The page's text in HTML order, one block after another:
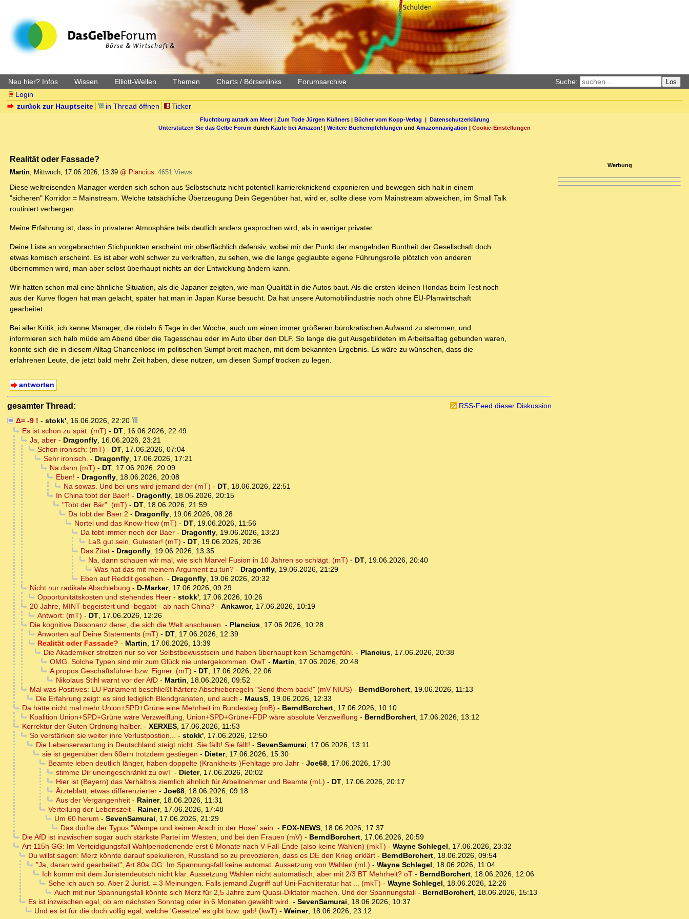
Neu hier? Infos Wissen Elliott-Wellen Themen Charts / Börsenlinks Forumsarchive Suche: Los
Login
zurück zur Hauptseite
in Thread öffnen Ticker
Fluchtburg autark am Meer| Zum Tode Jürgen Küßners| Bücher vom Kopp-Verlag | Datenschutzerklärung
Unterstützen Sie das Gelbe Forum durch Käufe bei Amazon! | Weitere Buchempfehlungen und Amazonnavigation | Cookie-Einstellungen
Realität oder Fassade?
Martin, Mittwoch, 17.06.2026, 13:39 @ Plancius 4651 Views
Diese weltreisenden Manager werden sich schon aus Selbstschutz nicht potentiell karriereknickend exponieren und bewegen sich halt in einem
"sicheren" Korridor = Mainstream. Welche tatsächliche Überzeugung Dein Gegenüber hat, wird er, sollte diese vom Mainstream abweichen, im Small Talk
routiniert verbergen.
Meine Erfahrung ist, dass in privaterer Atmosphäre teils deutlich anders gesprochen wird, als in weniger privater.
Deine Liste an vorgebrachten Stichpunkten erscheint mir oberflächlich defensiv, wobei mir der Punkt der mangelnden Buntheit der Gesellschaft doch
etwas komisch erscheint. Es ist aber wohl schwer zu verkraften, zu sehen, wie die lange geglaubte eigene Führungsrolle plötzlich von anderen
übernommen wird, man aber selbst überhaupt nichts an der Entwicklung ändern kann.
Wir hatten schon mal eine ähnliche Situation, als die Japaner zeigten, wie man Qualität in die Autos baut. Als die ersten kleinen Hondas beim Test noch
aus der Kurve flogen hat man gelacht, später hat man in Japan Kurse besucht. Da hat unsere Automobilindustrie noch ohne EU-Planwirtschaft
gearbeitet.
Bei aller Kritik, ich kenne Manager, die rödeln 6 Tage in der Woche, auch um einen immer größeren bürokratischen Aufwand zu stemmen, und
informieren sich halb müde am Abend über die Tagesschau oder im Auto über den DLF. So lange die gut Ausgebildeten im Arbeitsalltag gebunden waren,
konnte sich die in diesem Alltag Chancenlose im politischen Sumpf breit machen, mit dem bekannten Ergebnis. Es wäre zu wünschen, dass die
erfahrenen Leute, die jetzt bald mehr Zeit haben, diese nutzen, um diesen Sumpf trocken zu legen.
antworten
gesamter Thread:
RSS-Feed dieser Diskussion
Δ= -9 ! - stokk', 16.06.2026, 22:20
Es ist schon zu spät. (mT) - DT, 16.06.2026, 22:49
Ja, aber- Dragonfly, 16.06.2026, 23:21
Schon ironisch: (mT) - DT, 17.06.2026, 07:04
Sehr ironisch. - Dragonfly, 17.06.2026, 17:21
Na dann (mT) - DT, 17.06.2026, 20:09
Eben! - Dragonfly, 18.06.2026, 20:08
Na sowas. Und bei uns wird jemand der (mT) - DT, 18.06.2026, 22:51
In China tobt der Baer! - Dragonfly, 18.06.2026, 20:15
"Tobt der Bär". (mT) - DT, 18.06.2026, 21:59
Da tobt der Baer 2 - Dragonfly, 19.06.2026, 08:28
Nortel und das Know-How (mT) - DT, 19.06.2026, 11:56
Da tobt immer noch der Baer- Dragonfly, 19.06.2026, 13:23
Laß gut sein, Gutester! (mT) - DT, 19.06.2026, 20:36
Das Zitat- Dragonfly, 19.06.2026, 13:35
Na, dann schauen wir mal, wie sich Marvel Fusion in 10 Jahren so schlägt. (mT) - DT, 19.06.2026, 20:40
Was hat das mit meinem Argument zu tun?- Dragonfly, 19.06.2026, 21:29
Eben auf Reddit gesehen. - Dragonfly, 19.06.2026, 20:32
Nicht nur radikale Abschiebung - D-Marker, 17.06.2026, 09:29
Opportunitätskosten und stehendes Heer- stokk', 17.06.2026, 10:26
20 Jahre, MINT-begeistert und -begabt - ab nach China?- Ankawor, 17.06.2026, 10:19
Antwort: (mT) - DT, 17.06.2026, 12:26
Die kognitive Dissonanz derer, die sich die Welt anschauen. - Plancius, 17.06.2026, 10:28
Anworten auf Deine Statements (mT) - DT, 17.06.2026, 12:39
Realität oder Fassade? - Martin, 17.06.2026, 13:39
Die Akademiker strotzen nur so vor Selbstbewusstsein und haben überhaupt kein Schamgefühl. - Plancius, 17.06.2026, 20:38
OMG. Solche Typen sind mir zum Glück nie untergekommen. OwT- Martin, 17.06.2026, 20:48
A propos Geschäftsführer bzw. Eigner. (mT) - DT, 17.06.2026, 22:06
Nikolaus Stihl warnt vor der AfD- Martin, 18.06.2026, 09:52
Mal was Positives: EU Parlament beschließt härtere Abschieberegeln "Send them back!" (mV NIUS) - BerndBorchert, 19.06.2026, 11:13
Die Erfahrung zeigt: es sind lediglich Blendgranaten, und auch - MausS, 19.06.2026, 12:33
Da hätte nicht mal mehr Union+SPD+Grüne eine Mehrheit im Bundestag (mB) - BerndBorchert, 17.06.2026, 10:10
Koalition Union+SPD+Grüne wäre Verzweiflung, Union+SPD+Grüne+FDP wäre absolute Verzweiflung - BerndBorchert, 17.06.2026, 13:12
Korrektur der Guten Ordnung halber. - XERXES, 17.06.2026, 11:53
So verstärken sie weiter ihre Verlustpostion... - stokk', 17.06.2026, 12:50
Die Lebenserwartung in Deutschland steigt nicht. Sie fällt! Sie fällt! - SevenSamurai, 17.06.2026, 13:11
sie ist gegenüber den 60ern trotzdem gestiegen - Dieter, 17.06.2026, 15:30
Beamte leben deutlich länger, haben doppelte (Krankheits-)Fehltage pro Jahr- Joe68, 17.06.2026, 17:30
stimme Dir uneingeschränkt zu owT- Dieter, 17.06.2026, 20:02
Hier ist (Bayern) das Verhältnis ziemlich ähnlich für Arbeitnehmer und Beamte (mL) - DT, 17.06.2026, 20:17
Ärzteblatt, etwas differenzierter- Joe68, 18.06.2026, 09:18
Aus der Vergangenheit- Rainer, 18.06.2026, 11:31
Verteilung der Lebenszeit- Rainer, 17.06.2026, 17:48
Um 60 herum - SevenSamurai, 17.06.2026, 21:29
Das dürfte der Typus "Wampe und keinen Arsch in der Hose" sein. - FOX-NEWS, 18.06.2026, 17:37
Die AfD ist inzwischen sogar auch stärkste Partei im Westen, und bei den Frauen (mV) - BerndBorchert, 17.06.2026, 20:59
Art 115h GG: Im Verteidigungsfall Wahlperiodenende erst 6 Monate nach V-Fall-Ende (also keine Wahlen) (mkT) - Wayne Schlegel, 17.06.2026, 23:32
Du willst sagen: Merz könnte darauf spekulieren, Russland so zu provozieren, dass es DE den Krieg erklärt- BerndBorchert, 18.06.2026, 09:54
"Ja, daran wird gearbeitet"; Art 80a GG: Im Spannungsfall keine automat. Aussetzung von Wahlen (mL) - Wayne Schlegel, 18.06.2026, 11:04
Ich komm mit dem Juristendeutsch nicht klar. Aussetzung Wahlen nicht automatisch, aber mit 2/3 BT Mehrheit? oT- BerndBorchert, 18.06.2026, 12:06
Sehe ich auch so. Aber 2 Jurist. = 3 Meinungen. Falls jemand Zugriff auf Uni-Fachliteratur hat ... (mkT) - Wayne Schlegel, 18.06.2026, 12:26
Auch mit nur Spannungsfall könnte sich Merz für 2,5 Jahre zum Quasi-Diktator machen. Und der Spannungsfall- BerndBorchert, 18.06.2026, 15:13
Es ist inzwischen egal, ob am nächsten Sonntag oder in 6 Monaten gewählt wird. - SevenSamurai, 18.06.2026, 10:37
Und es ist für die doch völlig egal, welche 'Gesetze' es gibt bzw. gab! (kwT) - Weiner, 18.06.2026, 23:12
Werbung